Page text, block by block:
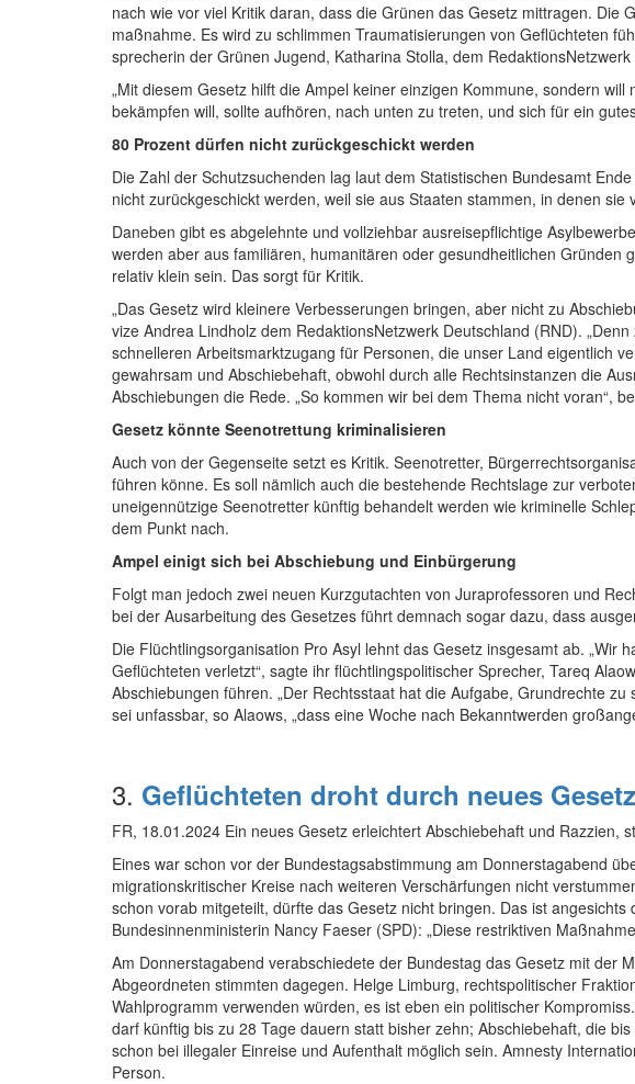
nach wie vor viel Kritik daran, dass die Grünen das Gesetz mittragen.
maßnahme. Es wird zu schlimmen Traumatisierungen von Geflüchteten
sprecherin der Grünen Jugend, Katharina Stolla, dem
„Mit diesem Gesetz hilft die Ampel keiner einzigen Kommune, sondern
bekämpfen will, sollte aufhören, nach unten zu treten, und sich für ein
80 Prozent dürfen nicht zurückgeschickt werden
Die Zahl der Schutz­suchenden lag laut dem Statistischen Bundesamt
nicht zurück­geschickt werden, weil sie aus Staaten stammen, in denen
Daneben gibt es abgelehnte und vollziehbar ausreise­pflichtige
werden aber aus familiären, humanitären oder gesundheitlichen
relativ klein sein. Das sorgt für Kritik.
„Das Gesetz wird kleinere Verbesserungen bringen, aber nicht zu
vize Andrea Lindholz dem Redaktions­Netzwerk Deutschland (RND).
schnelleren Arbeitsmarkt­zugang für Personen, die unser Land eigentlich
gewahrsam und Abschiebehaft, obwohl durch alle Rechts­instanzen die
Abschiebungen die Rede. „So kommen wir bei dem Thema nicht voran“,
Gesetz könnte Seenotrettung kriminalisieren
Auch von der Gegenseite setzt es Kritik. Seenotretter,
führen könne. Es soll nämlich auch die bestehende Rechtslage zur
uneigennützige Seenotretter künftig behandelt werden wie kriminelle
dem Punkt nach.
Ampel einigt sich bei Abschiebung und Einbürgerung
Folgt man jedoch zwei neuen Kurz­gutachten von Jura­professoren und
bei der Ausarbeitung des Gesetzes führt demnach sogar dazu, dass
Die Flüchtlings­organisation Pro Asyl lehnt das Gesetz insgesamt ab.
Geflüchteten verletzt“, sagte ihr flüchtlings­politischer Sprecher, Tareq
Abschiebungen führen. „Der Rechtsstaat hat die Aufgabe, Grundrechte
sei unfassbar, so Alaows, „dass eine Woche nach Bekannt­werden
3. Geflüchteten droht durch neues
FR, 18.01.2024 Ein neues Gesetz erleichtert Abschiebehaft und Razzien,
Eines war schon vor der Bundestagsabstimmung am Donnerstagabend
migrationskritischer Kreise nach weiteren Verschärfungen nicht
schon vorab mitgeteilt, dürfte das Gesetz nicht bringen. Das ist
Bundesinnenministerin Nancy Faeser (SPD): „Diese restriktiven
Am Donnerstagabend verabschiedete der Bundestag das Gesetz mit der
Abgeordneten stimmten dagegen. Helge Limburg, rechtspolitischer
Wahlprogramm verwenden würden, es ist eben ein politischer
darf künftig bis zu 28 Tage dauern statt bisher zehn; Abschiebehaft, die
schon bei illegaler Einreise und Aufenthalt möglich sein. Amnesty
Person.